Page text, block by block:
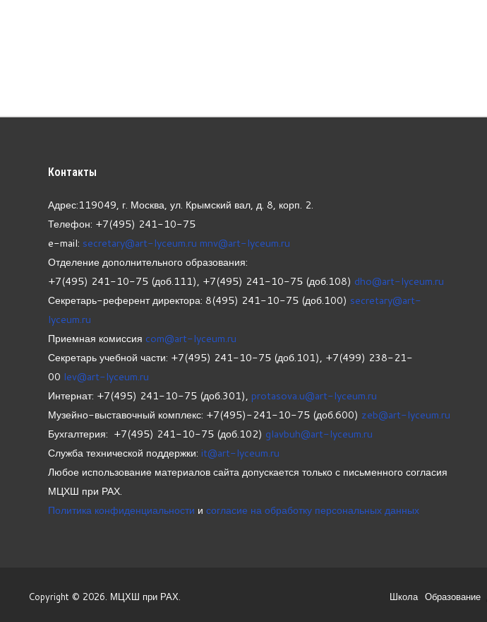
Контакты
Адрес:119049, г. Москва, ул. Крымский вал, д. 8, корп. 2.
Телефон: +7(495) 241-10-75
e-mail: secretary@art-lyceum.ru mnv@art-lyceum.ru
Отделение дополнительного образования:
+7(495) 241-10-75 (доб.111), +7(495) 241-10-75 (доб.108) dho@art-lyceum.ru
Секретарь-референт директора: 8(495) 241-10-75 (доб.100) secretary@art-
lyceum.ru
Приемная комиссия com@art-lyceum.ru
Секретарь учебной части: +7(495) 241-10-75 (доб.101), +7(499) 238-21-
00 lev@art-lyceum.ru
Интернат: +7(495) 241-10-75 (доб.301), protasova.u@art-lyceum.ru
Музейно-выставочный комплекс: +7(495)-241-10-75 (доб.600) zeb@art-lyceum.ru
Бухгалтерия: +7(495) 241-10-75 (доб.102) glavbuh@art-lyceum.ru
Служба технической поддержки: it@art-lyceum.ru
Любое использование материалов сайта допускается только с письменного согласия
МЦХШ при РАХ.
Политика конфиденциальности и согласие на обработку персональных данных
Copyright © 2026. МЦХШ при РАХ. Школа Образование